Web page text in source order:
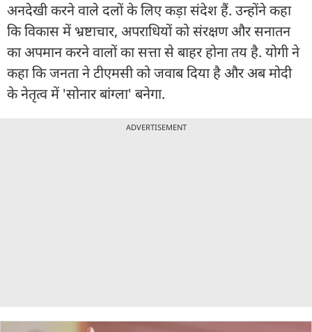
अनदेखी करने वाले दलों के लिए कड़ा संदेश हैं. उन्होंने कहा
कि विकास में भ्रष्टाचार, अपराधियों को संरक्षण और सनातन
का अपमान करने वालों का सत्ता से बाहर होना तय है. योगी ने
कहा कि जनता ने टीएमसी को जवाब दिया है और अब मोदी
के नेतृत्व में 'सोनार बांग्ला' बनेगा.
ADVERTISEMENT